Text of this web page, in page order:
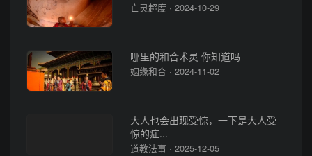
亡灵超度 · 2024-10-29
哪里的和合术灵 你知道吗
姻缘和合 · 2024-11-02
大人也会出现受惊，一下是大人受
惊的症...
道教法事 · 2025-12-05